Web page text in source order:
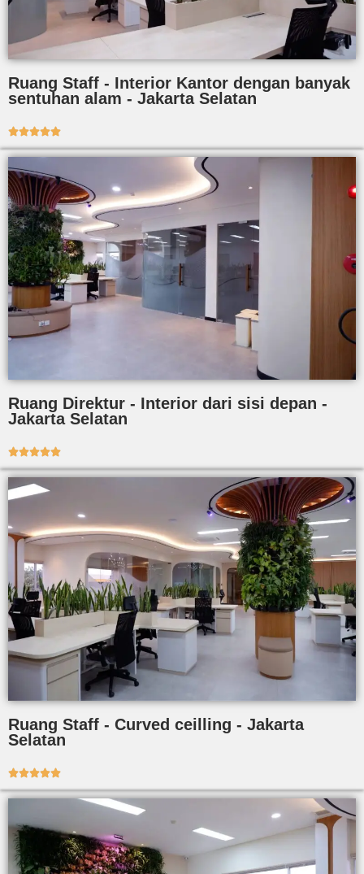
Ruang Staff - Interior Kantor dengan banyak
sentuhan alam - Jakarta Selatan

Ruang Direktur - Interior dari sisi depan -
Jakarta Selatan

Ruang Staff - Curved ceilling - Jakarta
Selatan
